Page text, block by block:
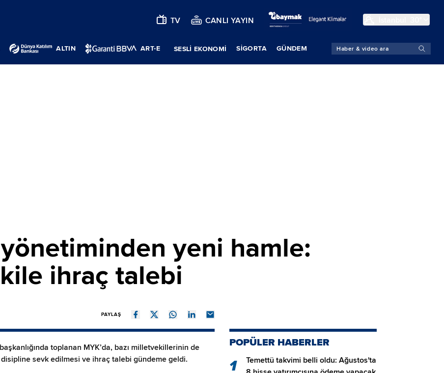
TV CANLI YAYIN
ALTIN ART-E SESLİ EKONOMİ SIGORTA GÜNDEM
yönetiminden yeni hamle:
ihraç talebi
PAYLAŞ
toplanan MYK’da, bazı milletvekillerinin de
sevk edilmesi ve ihraç talebi gündeme geldi.
POPÜLER HABERLER
1
Temettü takvimi belli oldu: Ağustos'ta